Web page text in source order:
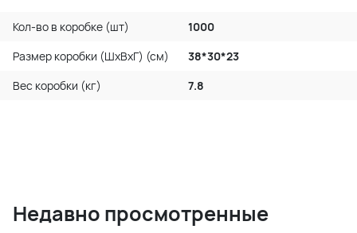
Кол-во в коробке (шт)
1000
Размер коробки (ШхВхГ) (см)
38*30*23
Вес коробки (кг)
7.8
Недавно просмотренные